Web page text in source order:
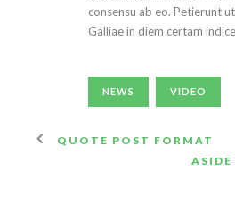
consensu ab eo. Petierunt
Galliae in diem certam
NEWS VIDEO
QUOTE POST FORMAT